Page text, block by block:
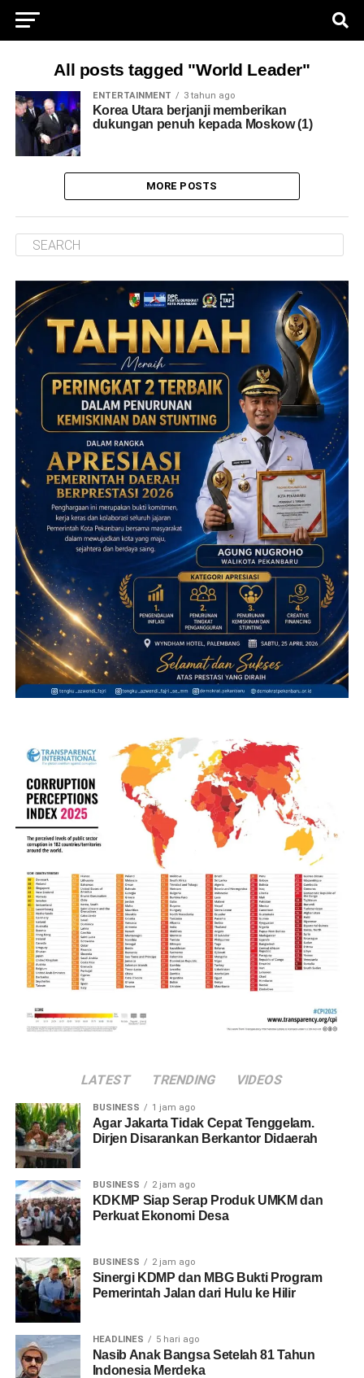
All posts tagged "World Leader"
ENTERTAINMENT 3 tahun ago
Korea Utara berjanji memberikan
dukungan penuh kepada Moskow (1)
MORE POSTS
LATEST TRENDING VIDEOS
BUSINESS 1 jam ago
Agar Jakarta Tidak Cepat Tenggelam.
Dirjen Disarankan Berkantor Didaerah
BUSINESS 2 jam ago
KDKMP Siap Serap Produk UMKM dan
Perkuat Ekonomi Desa
BUSINESS 2 jam ago
Sinergi KDMP dan MBG Bukti Program
Pemerintah Jalan dari Hulu ke Hilir
HEADLINES 5 hari ago
Nasib Anak Bangsa Setelah 81 Tahun
Indonesia Merdeka